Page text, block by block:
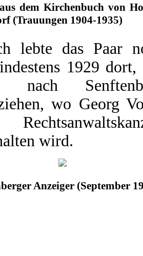
dem Kirchenbuch von
(Trauungen 1904-1935)
lebte das Paar
1929 dort,
nach
wo Georg
wird.
Anzeiger (September